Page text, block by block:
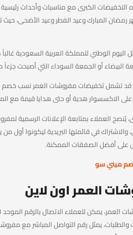
التخفيضات الكبرى مع مناسبات وأحداث رئيسية
المبارك وعيد الفطر وعيد الأضحى، حيث
اليوم الوطني للمملكة العربية السعودية
البيضاء أو الجمعة السوداء التي أصبحت
قد تشمل تخفيضات مفروشات العمر نسب
الاكسسوار هدية أو حتى هدايا قيمة مع
يُنصح العملاء بمتابعة الإعلانات الرسمية
والاشتراك في قائمتها البريدية ليكونوا أول
أفضل الصفقات الممكنة.
ميني سو
العمر اون لاين
والطلبات، يمثل رقم التواصل المباشر مع